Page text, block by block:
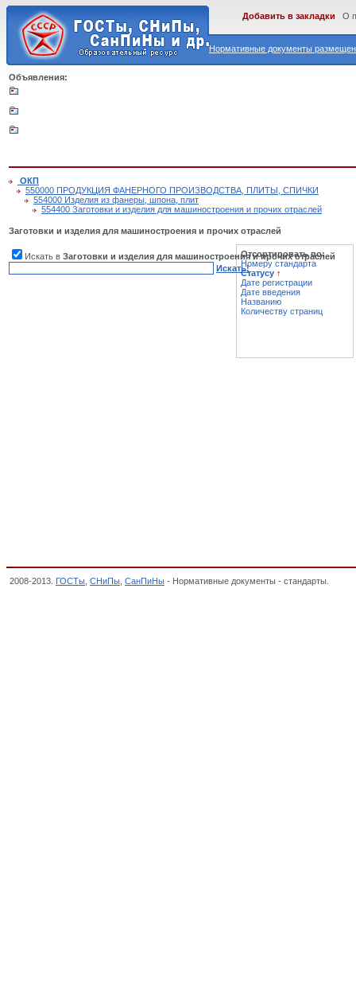
Нормативные документы
Добавить в закладки О
Объявления:
ОКП
550000 ПРОДУКЦИЯ ФАНЕРНОГО ПРОИЗВОДСТВА, ПЛИТЫ, СПИЧКИ
554000 Изделия из фанеры, шпона, плит
554400 Заготовки и изделия для машиностроения и прочих отраслей
Заготовки и изделия для машиностроения и прочих отраслей
Искать в Заготовки и изделия для машиностроения и прочих отраслей
Искать!
Отсортировать по:
Номеру стандарта
Статусу ↑
Дате регистрации
Дате введения
Названию
Количеству страниц
2008-2013. ГОСТы СНиПы СанПиНы - Нормативные документы - стандарты.